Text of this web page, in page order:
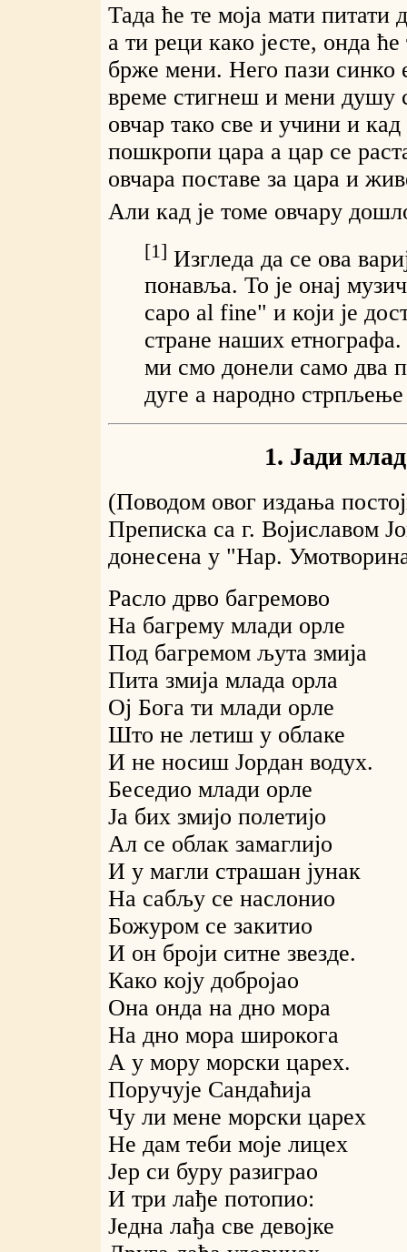
Тада ће те моја мати
а ти реци како јесте, онда
брже мени. Него пази синко
време стигнеш и мени душу
овчар тако све и учини и
пошкропи цара а цар се
овчара поставе за цара и
Али кад је томе овчару
[1] Изгледа да се ова
понавља. То је онај
capo al fine" и који је
стране наших
ми смо донели само два
дуге а народно
1. Јади
(Поводом овог издања
Преписка са г. Војиславом
донесена у "Нар.
Расло дрво багремово
На багрему млади орле
Под багремом љута змија
Пита змија млада орла
Ој Бога ти млади орле
Што не летиш у облаке
И не носиш Јордан водух.
Беседио млади орле
Ја бих змијо полетијо
Ал се облак замаглијо
И у магли страшан јунак
На сабљу се наслонио
Божуром се закитио
И он броји ситне звезде.
Како коју добројао
Она онда на дно мора
На дно мора широкога
А у мору морски царех.
Поручује Сандаћија
Чу ли мене морски царех
Не дам теби моје лицех
Јер си буру разиграо
И три лађе потопио:
Једна лађа све девојке